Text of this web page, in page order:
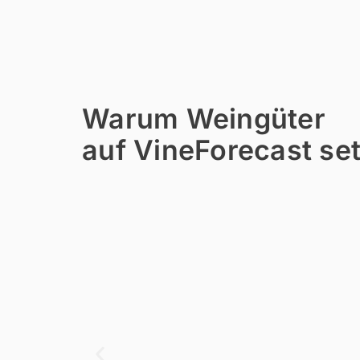
Warum Weingüter
auf VineForecast